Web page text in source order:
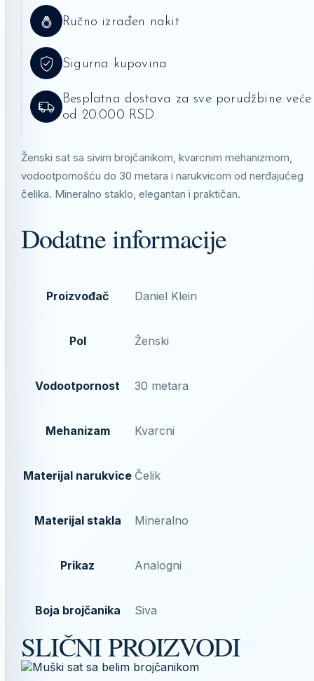
Ručno izrađen nakit
Sigurna kupovina
Besplatna dostava za sve porudžbine veće
od 20.000 RSD.
Ženski sat sa sivim brojčanikom, kvarcnim mehanizmom,
vodootpornošću do 30 metara i narukvicom od nerđajućeg
čelika. Mineralno staklo, elegantan i praktičan.
Dodatne informacije
Proizvođač Daniel Klein
Pol Ženski
Vodootpornost 30 metara
Mehanizam Kvarcni
Materijal narukvice Čelik
Materijal stakla Mineralno
Prikaz Analogni
Boja brojčanika Siva
SLIČNI PROIZVODI